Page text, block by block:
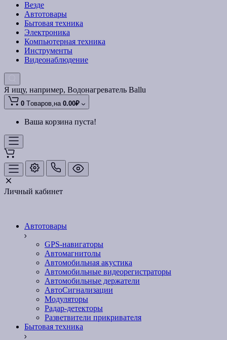
Везде
Автотовары
Бытовая техника
Электроника
Компьютерная техника
Инструменты
Видеонаблюдение
Я ищу, например, Водонагреватель Ballu
0 Tоваров,на 0.00₽
Ваша корзина пуста!
Личный кабинет
Автотовары
GPS-навигаторы
Автомагнитолы
Автомобильная акустика
Автомобильные видеорегистраторы
Автомобильные держатели
АвтоСигнализации
Модуляторы
Радар-детекторы
Разветвители прикривателя
Бытовая техника